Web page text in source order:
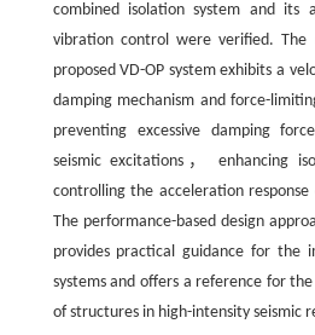
combined isolation system and its
vibration control were verified.
proposed VD-OP system exhibits a
damping mechanism and force-
preventing excessive damping
seismic excitations， enhancing
controlling the acceleration
The performance-based design
provides practical guidance for the
systems and offers a reference for
of structures in high-intensity seismic